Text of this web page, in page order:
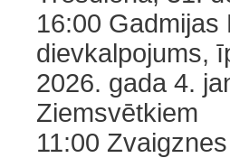
16:00
dievkalpojums,
2026. gada 4.
Ziemsvētkiem
11:00